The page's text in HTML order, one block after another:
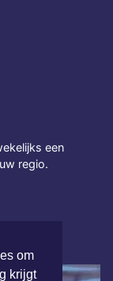
om
krijgt
een
regio.